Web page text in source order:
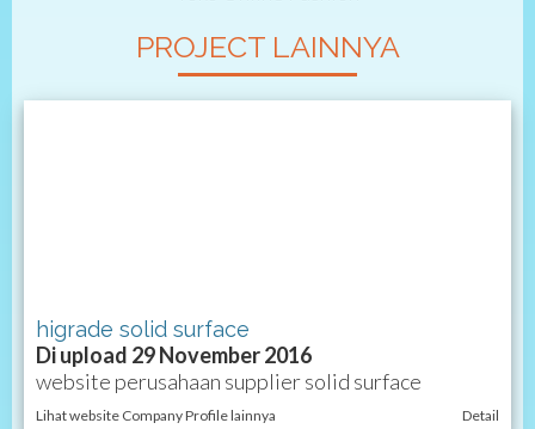
PROJECT LAINNYA
higrade solid surface
Di upload 29 November 2016
website perusahaan supplier solid surface
Lihat website Company Profile lainnya Detail